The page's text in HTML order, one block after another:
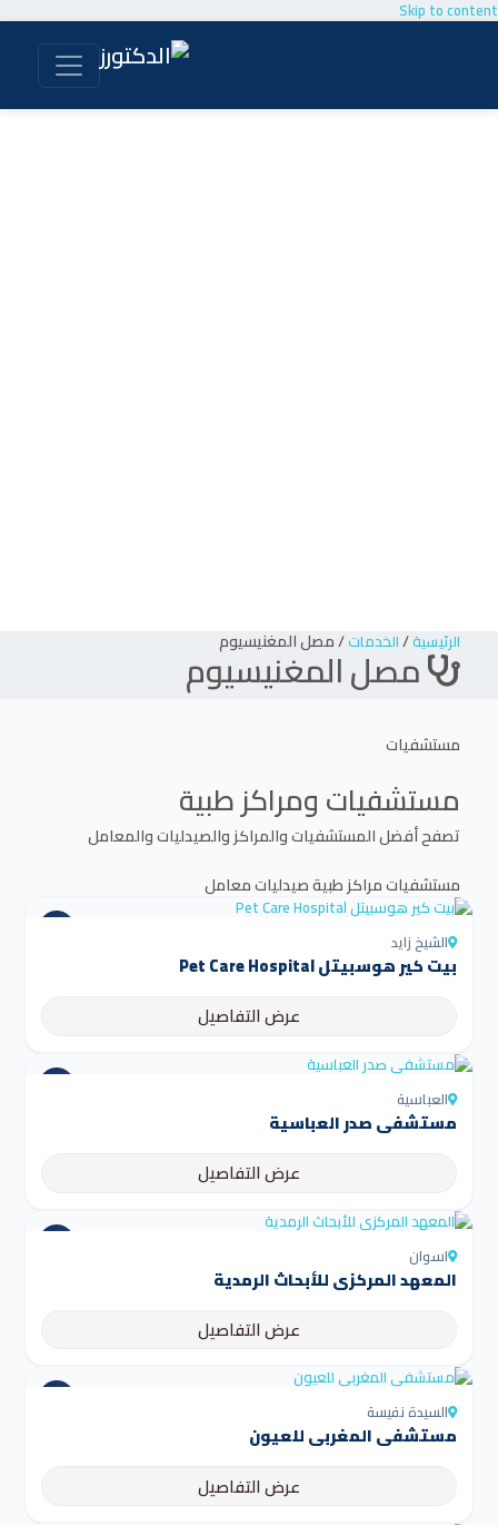
Skip to content
الرئيسية/الخدمات/مصل المغنيسيوم
مصل المغنيسيوم
مستشفيات
مستشفيات ومراكز طبية
تصفح أفضل المستشفيات والمراكز والصيدليات والمعامل
مستشفياتمراكز طبيةصيدلياتمعامل
الشيخ زايد
بيت كير هوسبيتل Pet Care Hospital
عرض التفاصيل
العباسية
مستشفى صدر العباسية
عرض التفاصيل
اسوان
المعهد المركزي للأبحاث الرمدية
عرض التفاصيل
السيدة نفيسة
مستشفى المغربي للعيون
عرض التفاصيل